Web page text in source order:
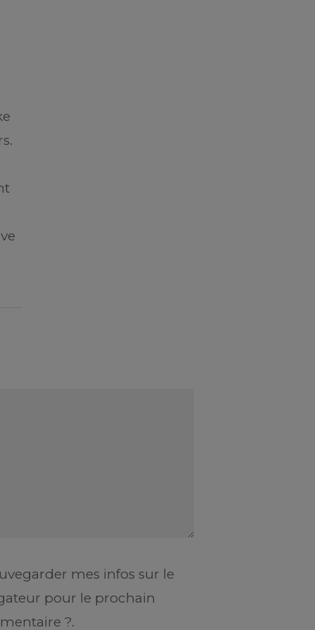
mes infos sur le
pour le prochain
?.